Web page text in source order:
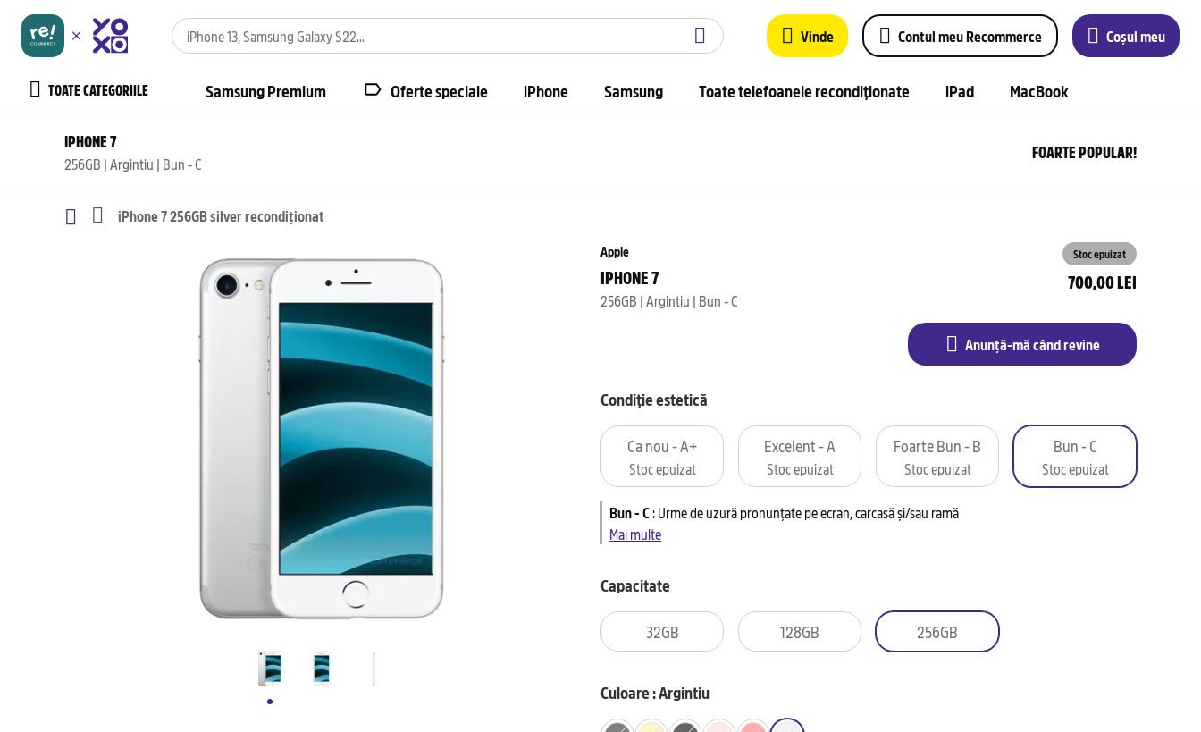
Vinde Contul meu Recommerce Coșul meu
TOATE CATEGORIILE Samsung Premium Oferte speciale iPhone Samsung Toate telefoanele recondiționate iPad MacBook
IPHONE 7
256GB | Argintiu | Bun - C
FOARTE POPULAR!
iPhone 7 256GB silver recondiționat
Apple
IPHONE 7
256GB | Argintiu | Bun - C
Stoc epuizat
700,00 LEI
Anunță-mă când revine
Condiție estetică
Ca nou - A+
Stoc epuizat
Excelent - A
Stoc epuizat
Foarte Bun - B
Stoc epuizat
Bun - C
Stoc epuizat
Bun - C:Urme de uzură pronunțate pe ecran, carcasă și/sau ramă
Mai multe
Capacitate
32GB 128GB 256GB
Culoare : Argintiu